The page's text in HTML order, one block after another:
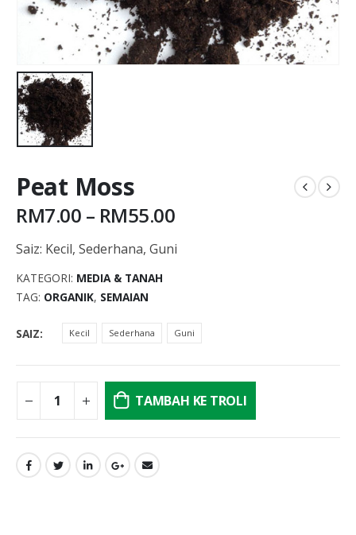
Peat Moss
RM7.00 – RM55.00
Saiz: Kecil, Sederhana, Guni
KATEGORI: MEDIA & TANAH
TAG: ORGANIK, SEMAIAN
SAIZ Kecil Sederhana Guni
TAMBAH KE TROLI